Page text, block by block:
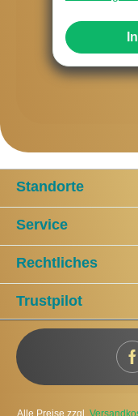
Standorte
Service
Rechtliches
Trustpilot